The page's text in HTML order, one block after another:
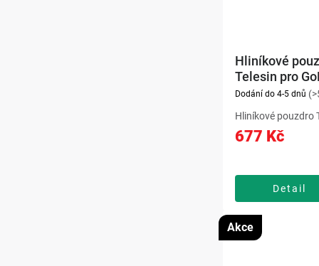
Hliníkové
Telesin pro
13
Dodání do 4-5 dnů
677 Kč
Detail
Hliníkové pouzdro
GoPro Hero 13
a odolnou ochranu
rychloupínací
snadnou instalaci i
Akce